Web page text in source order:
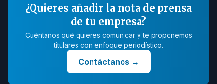
¿Quieres añadir la nota de prensa
de tu empresa?
Cuéntanos qué quieres comunicar y te proponemos
titulares con enfoque periodístico.
Contáctanos→